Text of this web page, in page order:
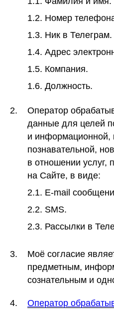
1.2. Номер
1.3. Ник в Телеграм.
1.4. Адрес
1.5. Компания.
1.6. Должность.
2.
Оператор
данные для целей
и информационной,
познавательной,
в отношении услуг,
на Сайте, в виде:
2.1. E-mail
2.2. SMS.
2.3. Рассылки в
3.
Моё согласие
предметным,
сознательным и
4.
Оператор